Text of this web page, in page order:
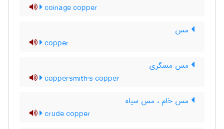
coinage copper
مس
copper
مس مسگری
coppersmith's copper
مس خام ، مس سیاه
crude copper